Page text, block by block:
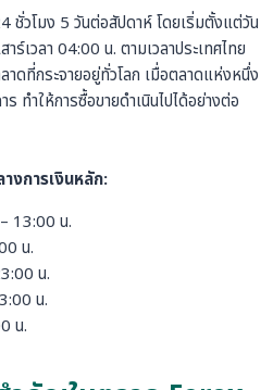
ชั่วโมง 5 วันต่อสัปดาห์ โดยเริ่มตั้งแต่วัน
ร์เวลา 04:00 น. ตามเวลาประเทศไทย
าดที่กระจายอยู่ทั่วโลก เมื่อตลาดแห่งหนึ่ง
ทำให้การซื้อขายดำเนินไปได้อย่างต่อ
งการเงินหลัก:
13:00 น.
น.
น.
น.
น.